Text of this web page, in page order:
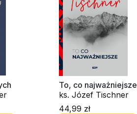
To, co najważniejsze
ks. Józef Tischner
44,99 zł